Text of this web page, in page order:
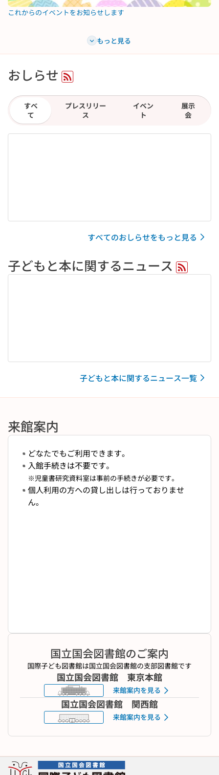
これからのイベントをお知らせします
もっと見る
おしらせ RSS
すべ
て
プレスリリー
ス
イベン
ト
展示
会
すべてのおしらせをもっと見る
子どもと本に関するニュース RSS
子どもと本に関するニュース一覧
来館案内
どなたでもご利用できます。
入館手続きは不要です。
※児童書研究資料室は事前の手続きが必要です。
個人利用の方への貸し出しは行っておりませ
ん。
国立国会図書館のご案内
国際子ども図書館は国立国会図書館の支部図書館です
国立国会図書館 東京本館
来館案内を見る
国立国会図書館 関西館
来館案内を見る